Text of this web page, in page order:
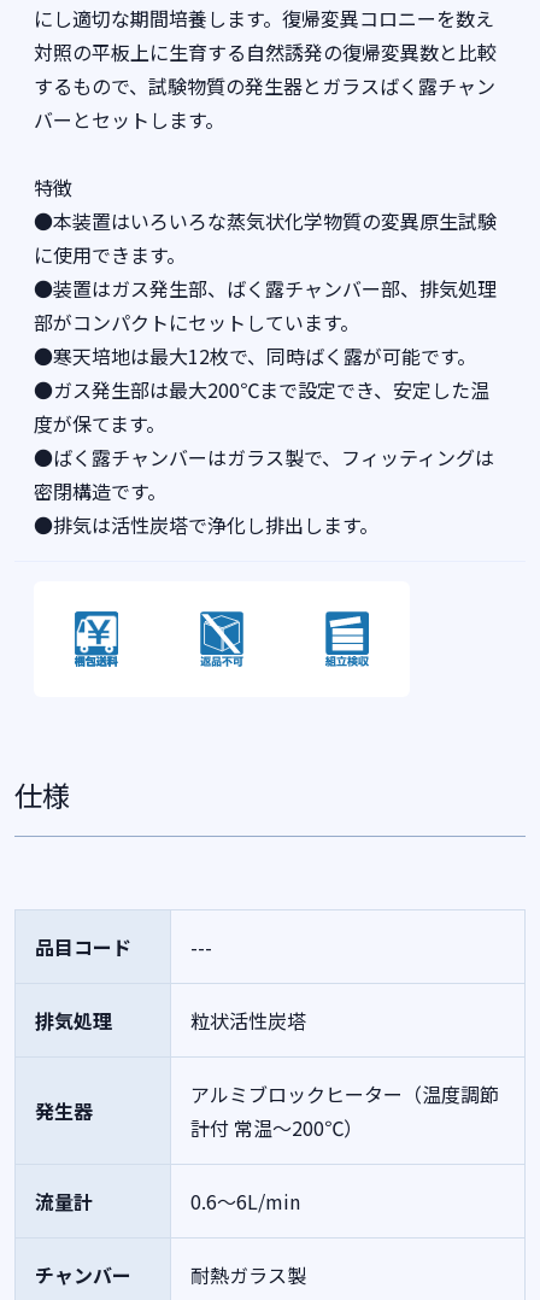
にし適切な期間培養します。復帰変異コロニーを数え
対照の平板上に生育する自然誘発の復帰変異数と比較
するもので、試験物質の発生器とガラスばく露チャン
バーとセットします。
特徴
●本装置はいろいろな蒸気状化学物質の変異原生試験
に使用できます。
●装置はガス発生部、ばく露チャンバー部、排気処理
部がコンパクトにセットしています。
●寒天培地は最大12枚で、同時ばく露が可能です。
●ガス発生部は最大200℃まで設定でき、安定した温
度が保てます。
●ばく露チャンバーはガラス製で、フィッティングは
密閉構造です。
●排気は活性炭塔で浄化し排出します。
仕様
品目コード ---
排気処理 粒状活性炭塔
発生器
アルミブロックヒーター（温度調節
計付 常温～200℃）
流量計 0.6～6L/min
チャンバー 耐熱ガラス製